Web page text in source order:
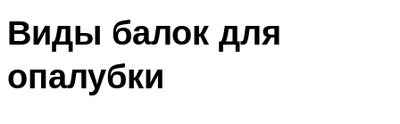
Виды балок для
опалубки